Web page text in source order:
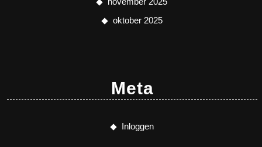
oktober 2025
Meta
Inloggen